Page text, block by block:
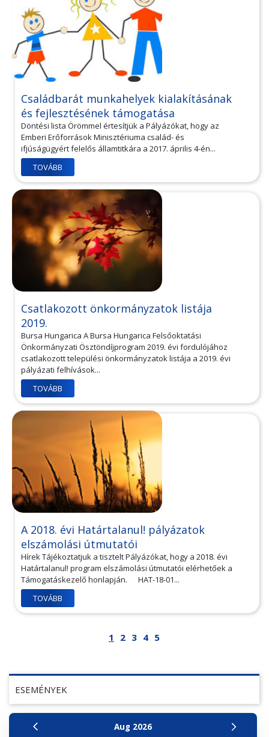
ESEMÉNYEK
Aug 2026
Családbarát munkahelyek kialakításának
és fejlesztésének támogatása
Döntési lista Örömmel értesítjük a Pályázókat, hogy az
Emberi Erőforrások Minisztériuma család- és
ifjúságügyért felelős államtitkára a 2017. április 4-én...
TOVÁBB
Csatlakozott önkormányzatok listája
2019.
Bursa Hungarica A Bursa Hungarica Felsőoktatási
Önkormányzati Ösztöndíjprogram 2019. évi fordulójához
csatlakozott települési önkormányzatok listája a 2019. évi
pályázati felhívások...
TOVÁBB
A 2018. évi Határtalanul! pályázatok
elszámolási útmutatói
Hírek Tájékoztatjuk a tisztelt Pályázókat, hogy a 2018. évi
Határtalanul! program elszámolási útmutatói elérhetőek a
Támogatáskezelő honlapján. HAT-18-01...
TOVÁBB
1 2 3 4 5